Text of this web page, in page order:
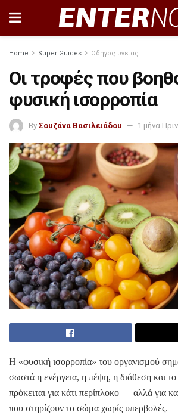
Home Super Guides Οδηγος υγειας
Οι τροφές που
φυσική ισορροπία
By Σουζάνα Βασιλειάδου 1 μήνα Πριν
Η «φυσική ισορροπία» του οργανισμού
σωστά η ενέργεια, η πέψη, η διάθεση και
πρόκειται για κάτι περίπλοκο — αλλά για
που στηρίζουν το σώμα χωρίς υπερβολές.